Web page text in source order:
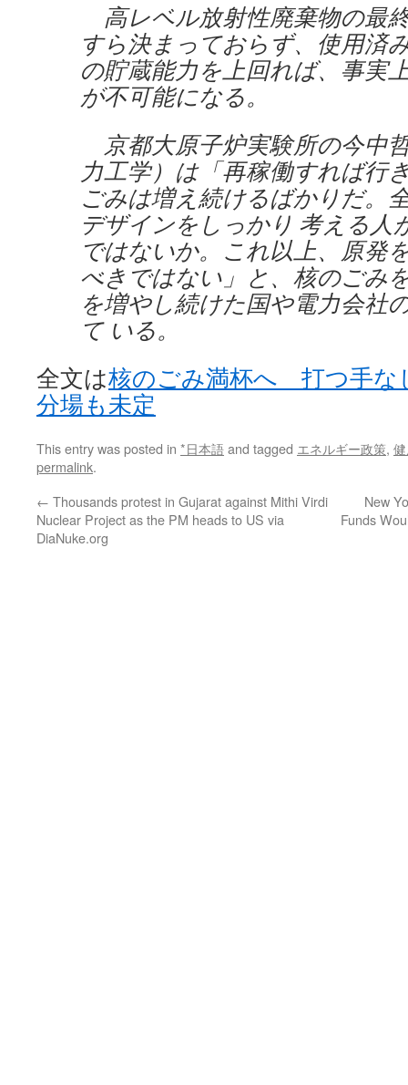
高レベル放射性廃棄物の最
すら決まっておらず、使用済
の貯蔵能力を上回れば、事実
が不可能になる。
京都大原子炉実験所の今中
力工学）は「再稼働すれば行
ごみは増え続けるばかりだ。
デザインをしっかり 考える人
ではないか。これ以上、原発
べきではない」と、核のごみ
を増やし続けた国や電力会社
て いる。
全文は核のごみ満杯へ 打つ手
分場も未定
This entry was posted in *日本語and tagged エネルギー政策,
permalink.
← Thousands protest in Gujarat against Mithi Virdi
Nuclear Project as the PM heads to US via
DiaNuke.org
New
Funds